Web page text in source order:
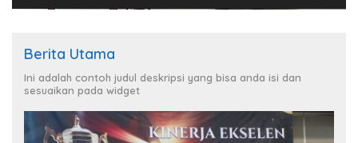
Berita Utama
Ini adalah contoh judul deskripsi yang bisa anda isi dan
sesuaikan pada widget